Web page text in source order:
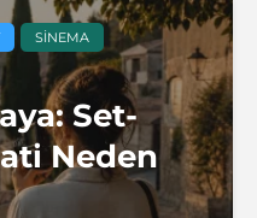
SINEMA
Set-
Neden